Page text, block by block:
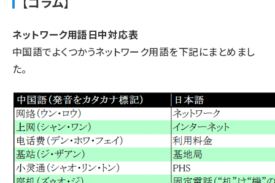
ネットワーク用語日中対応表
中国語でよくつかうネットワーク用語を下記にまとめまし
た。